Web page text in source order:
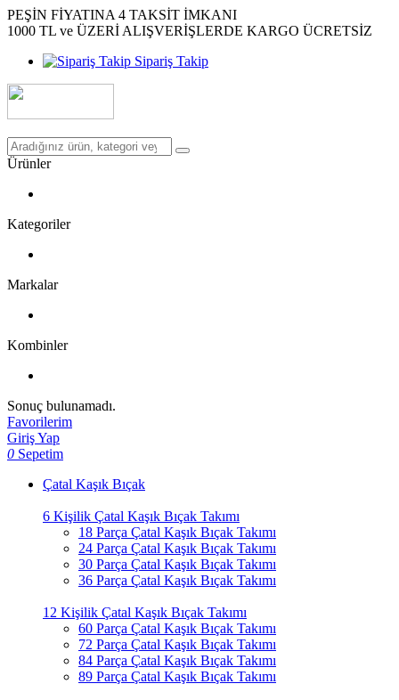
PEŞİN FİYATINA 4 TAKSİT İMKANI
1000 TL ve ÜZERİ ALIŞVERİŞLERDE KARGO ÜCRETSİZ
Sipariş Takip
Ürünler
Kategoriler
Markalar
Kombinler
Sonuç bulunamadı.
Favorilerim
Giriş Yap
0 Sepetim
Çatal Kaşık Bıçak
6 Kişilik Çatal Kaşık Bıçak Takımı
18 Parça Çatal Kaşık Bıçak Takımı
24 Parça Çatal Kaşık Bıçak Takımı
30 Parça Çatal Kaşık Bıçak Takımı
36 Parça Çatal Kaşık Bıçak Takımı
12 Kişilik Çatal Kaşık Bıçak Takımı
60 Parça Çatal Kaşık Bıçak Takımı
72 Parça Çatal Kaşık Bıçak Takımı
84 Parça Çatal Kaşık Bıçak Takımı
89 Parça Çatal Kaşık Bıçak Takımı